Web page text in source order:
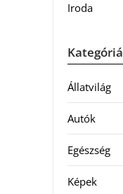
Iroda
Állatvilág
Autók
Egészség
Képek